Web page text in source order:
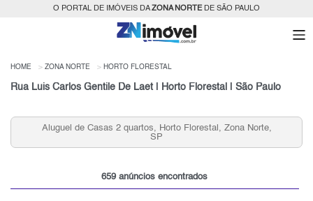
O PORTAL DE IMÓVEIS DAZONA NORTEDE SÃO PAULO
HOME ZONA NORTE HORTO FLORESTAL
Rua Luis Carlos Gentile De Laet | Horto Florestal | São Paulo
Aluguel de Casas 2 quartos, Horto Florestal, Zona Norte,
659 anúncios encontrados